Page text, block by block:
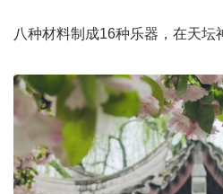
八种材料制成16种乐器，在天坛